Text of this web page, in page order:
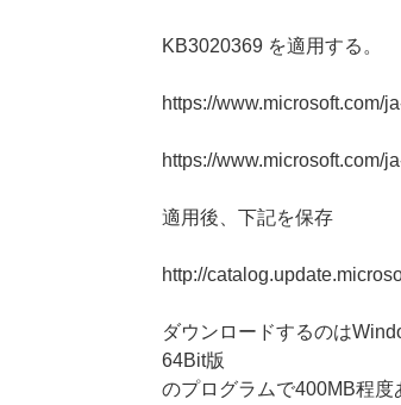
KB3020369 を適用する。
https://www.microsoft.com/
https://www.microsoft.com/
適用後、下記を保存
http://
ダウンロードするのは
64Bit版
のプログラムで400MB程度